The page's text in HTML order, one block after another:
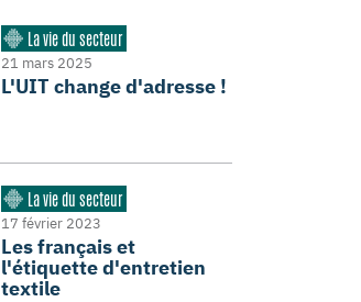
La vie du secteur
21 mars 2025
L'UIT change d'adresse !
La vie du secteur
17 février 2023
Les français et
l'étiquette d'entretien
textile